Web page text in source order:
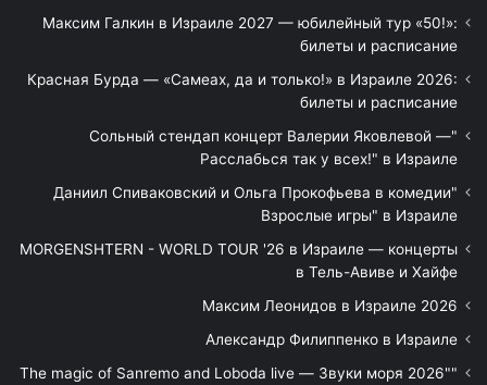
Максим Галкин в Израиле 2027 — юбилейный тур «50!»:
билеты и расписание
Красная Бурда — «Самеах, да и только!» в Израиле 2026:
билеты и расписание
"Сольный стендап концерт Валерии Яковлевой —
Расслабься так у всех!" в Израиле
"Даниил Спиваковский и Ольга Прокофьева в комедии
Взрослые игры" в Израиле
MORGENSHTERN - WORLD TOUR '26 в Израиле — концерты
в Тель-Авиве и Хайфе
Максим Леонидов в Израиле 2026
Александр Филиппенко в Израиле
"The magic of Sanremo and Loboda live — Звуки моря 2026"